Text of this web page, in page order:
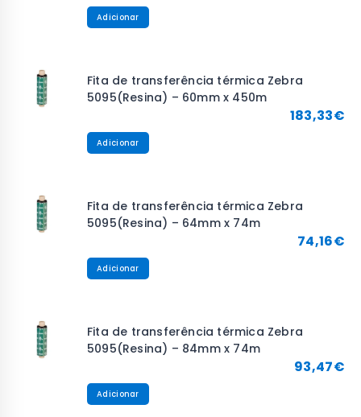
Adicionar
Fita de transferência térmica Zebra
5095(Resina) – 60mm x 450m
183,33€
Adicionar
Fita de transferência térmica Zebra
5095(Resina) – 64mm x 74m
74,16€
Adicionar
Fita de transferência térmica Zebra
5095(Resina) – 84mm x 74m
93,47€
Adicionar